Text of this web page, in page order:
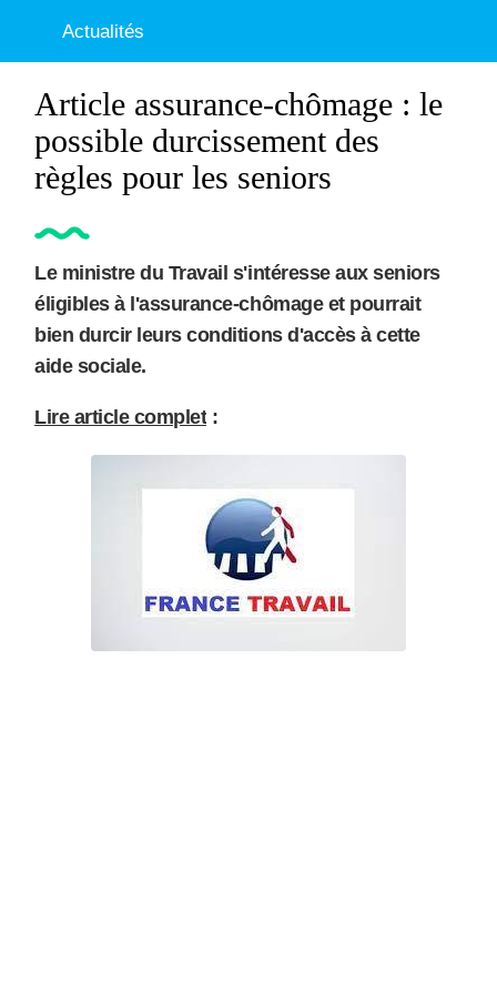
Actualités
Article assurance-chômage : le
possible durcissement des
règles pour les seniors
Le ministre du Travail s'intéresse aux seniors
éligibles à l'assurance-chômage et pourrait
bien durcir leurs conditions d'accès à cette
aide sociale.
Lire article complet :